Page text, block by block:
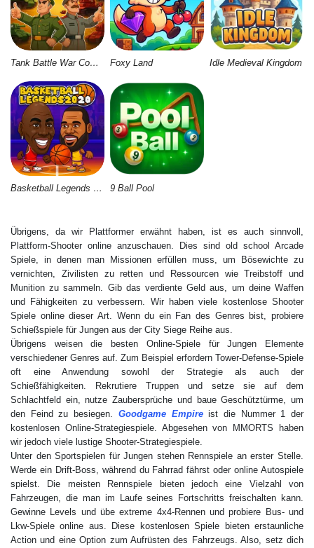
Genieße Spiele für Jungen kostenlos online auf dem Handy oder
Desktop. Arcade Spiele für Jungen gehören zu den Top-Spielen 2022
online. Hypercasual Idle Games sind gängige Zeitkiller. Solche Clicker
und Tippspiele helfen beim Zeitvertreib in der Kaffeepause oder beim
Pendeln. Tap-Tap-Spiele sind auf Mobilgeräten einfach zu spielen, aber
nicht alle Arcade Geschicklichkeitsspiele sind zum Tippen. Typische
Arcade Spiele für mobile Geräte sind Plattform-Sprungspiele wie Jump
Robot. Auf unserer Website kann man Top-Handyspiele online ohne
Download genießen, undFruit Ninjaist nur eines davon. Besuche
diese Seite regelmäßig, um neue Spiele für Jungen kostenlos online zu
Tank Battle War Commander Foxy Land Idle Medieval Kingdom
Basketball Legends 2020 9 Ball Pool
Übrigens, da wir Plattformer erwähnt haben, ist es auch sinnvoll,
Plattform-Shooter online anzuschauen. Dies sind old school Arcade
Spiele, in denen man Missionen erfüllen muss, um Bösewichte zu
vernichten, Zivilisten zu retten und Ressourcen wie Treibstoff und
Munition zu sammeln. Gib das verdiente Geld aus, um deine Waffen
und Fähigkeiten zu verbessern. Wir haben viele kostenlose Shooter
Spiele online dieser Art. Wenn du ein Fan des Genres bist, probiere
Schießspiele für Jungen aus der City Siege Reihe aus.
Übrigens weisen die besten Online-Spiele für Jungen Elemente
verschiedener Genres auf. Zum Beispiel erfordern Tower-Defense-Spiele
oft eine Anwendung sowohl der Strategie als auch der
Schießfähigkeiten. Rekrutiere Truppen und setze sie auf dem
Schlachtfeld ein, nutze Zaubersprüche und baue Geschütztürme, um
den Feind zu besiegen. Goodgame Empireist die Nummer 1 der
kostenlosen Online-Strategiespiele. Abgesehen von MMORTS haben
wir jedoch viele lustige Shooter-Strategiespiele.
Unter den Sportspielen für Jungen stehen Rennspiele an erster Stelle.
Werde ein Drift-Boss, während du Fahrrad fährst oder online Autospiele
spielst. Die meisten Rennspiele bieten jedoch eine Vielzahl von
Fahrzeugen, die man im Laufe seines Fortschritts freischalten kann.
Gewinne Levels und übe extreme 4x4-Rennen und probiere Bus- und
Lkw-Spiele online aus. Diese kostenlosen Spiele bieten erstaunliche
Action und eine Option zum Aufrüsten des Fahrzeugs. Also, setz dich